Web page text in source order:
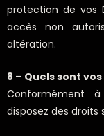
protection de vos
accès non
altération.
8 – Quels sont
Conformément
disposez des droits